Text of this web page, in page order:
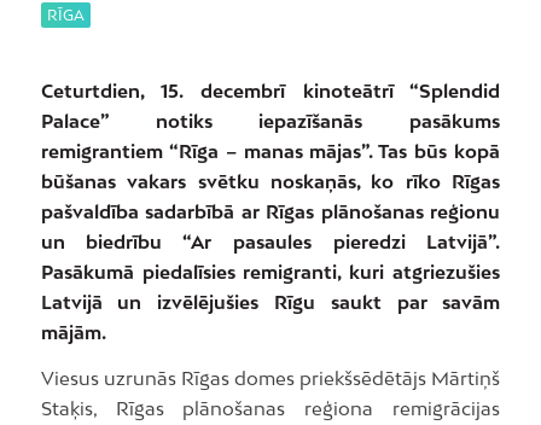
RĪGA
Ceturtdien, 15. decembrī kinoteātrī “Splendid
Palace” notiks iepazīšanās pasākums
remigrantiem “Rīga – manas mājas”. Tas būs kopā
būšanas vakars svētku noskaņās, ko rīko Rīgas
pašvaldība sadarbībā ar Rīgas plānošanas reģionu
un biedrību “Ar pasaules pieredzi Latvijā”.
Pasākumā piedalīsies remigranti, kuri atgriezušies
Latvijā un izvēlējušies Rīgu saukt par savām
mājām.
Viesus uzrunās Rīgas domes priekšsēdētājs Mārtiņš
Staķis, Rīgas plānošanas reģiona remigrācijas